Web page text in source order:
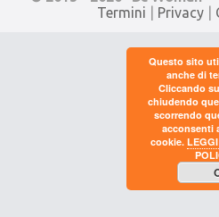
Termini
Privacy
Questo sito
anche di
Cliccando
chiudendo
scorrendo
acconsenti
cookie.